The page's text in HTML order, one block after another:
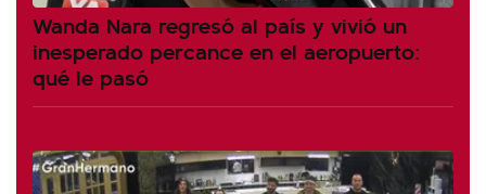
Wanda Nara regresó al país y vivió un
inesperado percance en el aeropuerto:
qué le pasó